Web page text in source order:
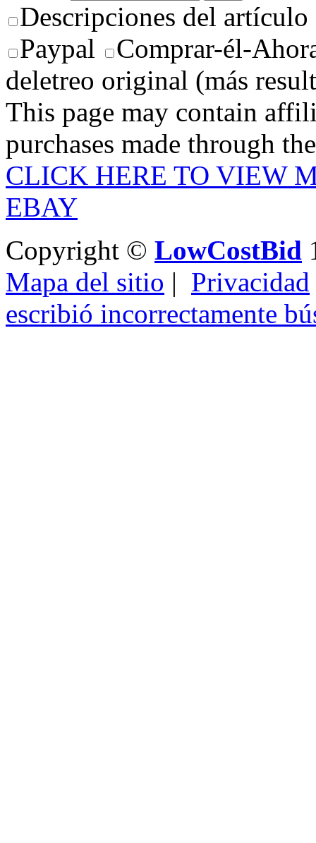
Descripciones del artículo
Paypal
Comprar-él-
deletreo original (más
This page may contain
purchases made through
CLICK HERE TO VIEW
EBAY
Copyright © LowCostBid
Mapa del sitio | Privacidad
escribió incorrectamente